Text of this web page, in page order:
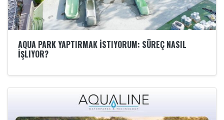
AQUA PARK YAPTIRMAK İSTIYORUM: SÜREÇ NASIL
İŞLIYOR?